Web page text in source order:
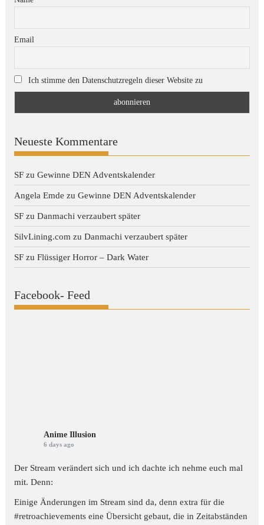
Email
Ich stimme den Datenschutzregeln dieser Website zu
Neueste Kommentare
SF zuGewinne DEN Adventskalender
Angela Emde zuGewinne DEN Adventskalender
SF zuDanmachi verzaubert später
SilvLining.com zuDanmachi verzaubert später
SF zuFlüssiger Horror – Dark Water
Facebook- Feed
Anime Illusion
6 days ago
Der Stream verändert sich und ich dachte ich nehme euch mal
mit. Denn:
Einige Änderungen im Stream sind da, denn extra für die
#retroachievements eine Übersicht gebaut, die in Zeitabständen